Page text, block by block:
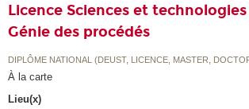
Licence Sciences et
Génie des procédés
DIPLÔME NATIONAL (DEUST, LICENCE, MASTER,
À la carte
Lieu(x)